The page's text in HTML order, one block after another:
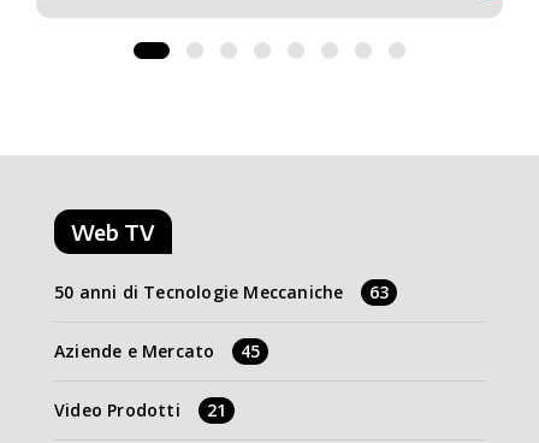
Web TV
50 anni di Tecnologie Meccaniche 63
Aziende e Mercato 45
Video Prodotti 21